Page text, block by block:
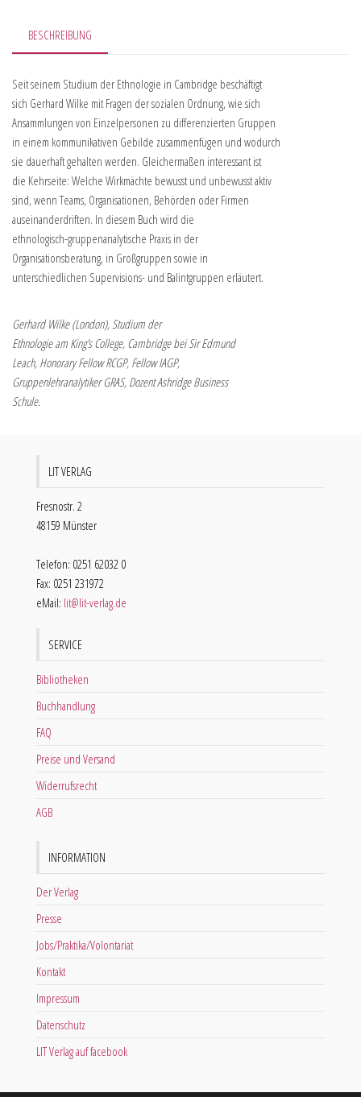
BESCHREIBUNG
Seit seinem Studium der Ethnologie in Cambridge beschäftigt
sich Gerhard Wilke mit Fragen der sozialen Ordnung, wie sich
Ansammlungen von Einzelpersonen zu differenzierten Gruppen
in einem kommunikativen Gebilde zusammenfügen und wodurch
sie dauerhaft gehalten werden. Gleichermaßen interessant ist
die Kehrseite: Welche Wirkmächte bewusst und unbewusst aktiv
sind, wenn Teams, Organisationen, Behörden oder Firmen
auseinanderdriften. In diesem Buch wird die
ethnologisch-gruppenanalytische Praxis in der
Organisationsberatung, in Großgruppen sowie in
unterschiedlichen Supervisions- und Balintgruppen erläutert.
Gerhard Wilke (London), Studium der
Ethnologie am King’s College, Cambridge bei Sir Edmund
Leach, Honorary Fellow RCGP, Fellow IAGP,
Gruppenlehranalytiker GRAS, Dozent Ashridge Business
Schule.
LIT VERLAG
Fresnostr. 2
48159 Münster
Telefon: 0251 62032 0
Fax: 0251 231972
eMail: lit@lit-verlag.de
SERVICE
Bibliotheken
Buchhandlung
FAQ
Preise und Versand
Widerrufsrecht
AGB
INFORMATION
Der Verlag
Presse
Jobs/Praktika/Volontariat
Kontakt
Impressum
Datenschutz
LIT Verlag auf facebook